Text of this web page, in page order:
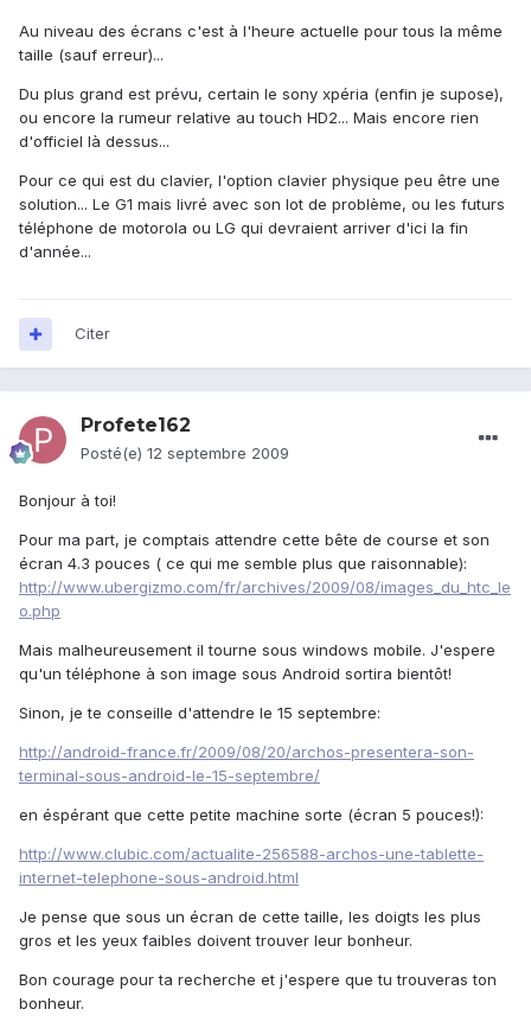
Au niveau des écrans c'est à l'heure actuelle pour tous la même
taille (sauf erreur)...
Du plus grand est prévu, certain le sony xpéria (enfin je supose),
ou encore la rumeur relative au touch HD2... Mais encore rien
d'officiel là dessus...
Pour ce qui est du clavier, l'option clavier physique peu être une
solution... Le G1 mais livré avec son lot de problème, ou les futurs
téléphone de motorola ou LG qui devraient arriver d'ici la fin
d'année...
Citer
Profete162
Posté(e) 12 septembre 2009
Bonjour à toi!
Pour ma part, je comptais attendre cette bête de course et son
écran 4.3 pouces ( ce qui me semble plus que raisonnable):
http://www.ubergizmo.com/fr/archives/2009/08/images_du_htc_le
o.php
Mais malheureusement il tourne sous windows mobile. J'espere
qu'un téléphone à son image sous Android sortira bientôt!
Sinon, je te conseille d'attendre le 15 septembre:
http://android-france.fr/2009/08/20/archos-presentera-son-
terminal-sous-android-le-15-septembre/
en éspérant que cette petite machine sorte (écran 5 pouces!):
http://www.clubic.com/actualite-256588-archos-une-tablette-
internet-telephone-sous-android.html
Je pense que sous un écran de cette taille, les doigts les plus
gros et les yeux faibles doivent trouver leur bonheur.
Bon courage pour ta recherche et j'espere que tu trouveras ton
bonheur.